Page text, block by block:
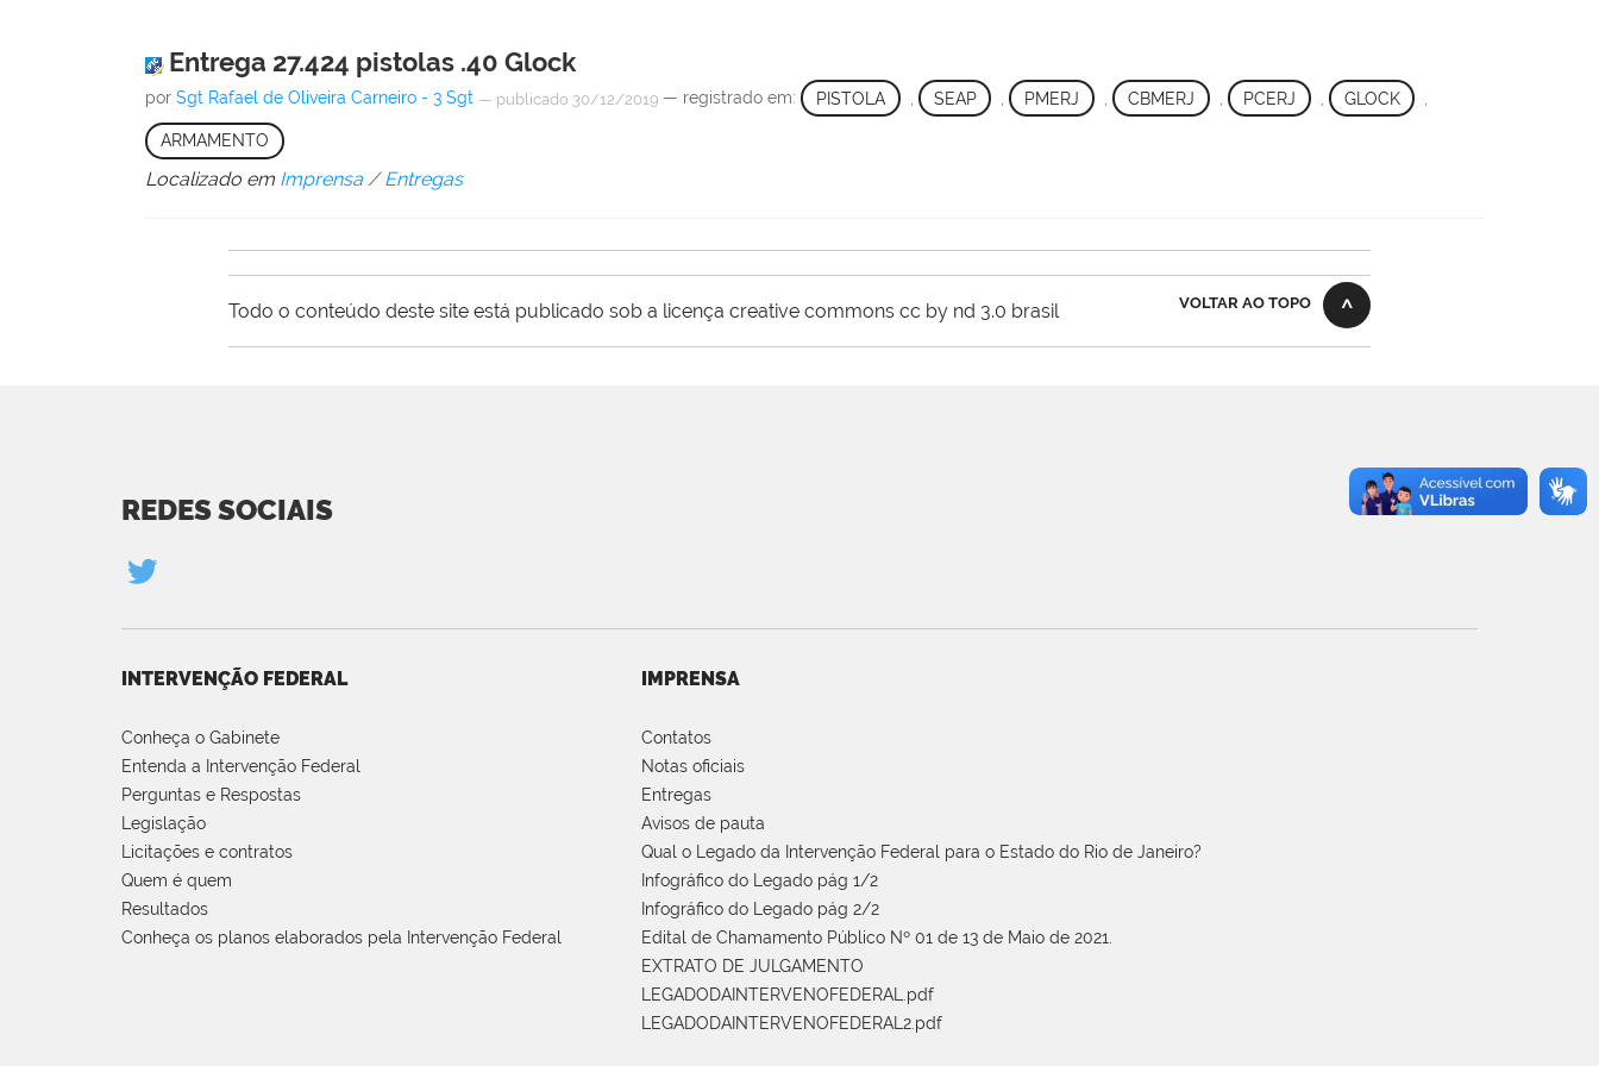
Entrega 27.424 pistolas .40 Glock
por Sgt Rafael de Oliveira Carneiro - 3 Sgt — publicado 30/12/2019 — registrado em: PISTOLA SEAP , PMERJ , CBMERJ PCERJ GLOCK
ARMAMENTO
Localizado em Imprensa /Entregas
VOLTAR AO TOPO
Todo o conteúdo deste site está publicado sob a licença creative commons cc by nd 3.0 brasil
REDES SOCIAIS
INTERVENÇÃO FEDERAL
Conheça o Gabinete
Entenda a Intervenção Federal
Perguntas e Respostas
Legislação
Licitações e contratos
Quem é quem
Resultados
Conheça os planos elaborados pela Intervenção Federal
IMPRENSA
Contatos
Notas oficiais
Entregas
Avisos de pauta
Qual o Legado da Intervenção Federal para o Estado do Rio de Janeiro?
Infográfico do Legado pág 1/2
Infográfico do Legado pág 2/2
Edital de Chamamento Público Nº 01 de 13 de Maio de 2021.
EXTRATO DE JULGAMENTO
LEGADODAINTERVENOFEDERAL.pdf
LEGADODAINTERVENOFEDERAL2.pdf